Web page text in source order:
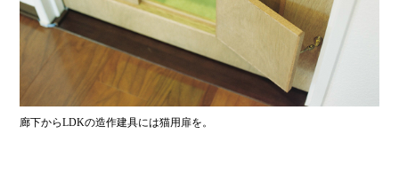
廊下からLDKの造作建具には猫用扉を。